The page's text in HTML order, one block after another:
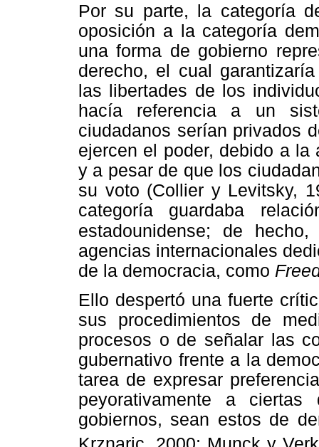
Por su parte, la categoría
oposición a la categoría
una forma de gobierno
derecho, el cual
las libertades de los
hacía referencia a un
ciudadanos serían privados
ejercen el poder, debido a
y a pesar de que los
su voto (Collier y Levitsky,
categoría guardaba
estadounidense;
de hecho,
agencias internacionales
de la democracia, como
Ello despertó una fuerte
sus procedimientos de
procesos o de señalar las
gubernativo frente a la
tarea de expresar
peyorativamente a ciertas
gobiernos, sean estos de